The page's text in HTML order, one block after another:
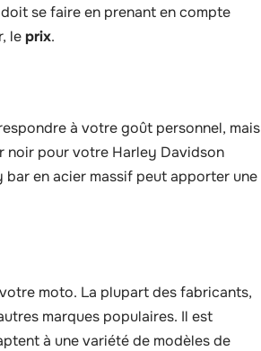
se faire en prenant en compte
leprix.
à votre goût personnel, mais
noir pour votre Harley Davidson
bar en acier massif peut apporter une
moto. La plupart des fabricants,
marques populaires. Il est
à une variété de modèles de